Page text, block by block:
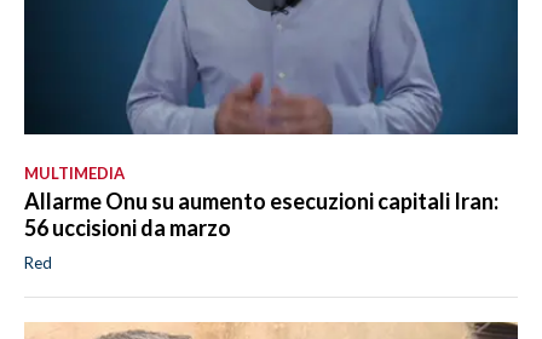
MULTIMEDIA
Allarme Onu su aumento esecuzioni capitali Iran:
56 uccisioni da marzo
Red